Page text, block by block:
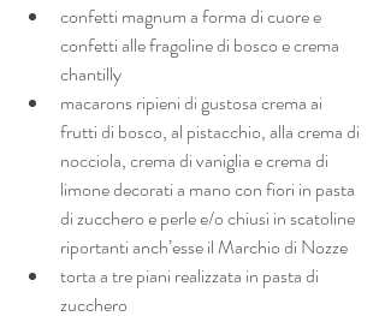
confetti magnum a forma di cuore e
confetti alle fragoline di bosco e crema
chantilly
macarons ripieni di gustosa crema ai
frutti di bosco, al pistacchio, alla crema di
nocciola, crema di vaniglia e crema di
limone decorati a mano con fiori in pasta
di zucchero e perle e/o chiusi in scatoline
riportanti anch’esse il Marchio di Nozze
torta a tre piani realizzata in pasta di
zucchero